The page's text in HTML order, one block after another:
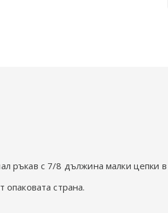
ръкав с 7/8 дължина малки цепки в
опаковата страна.